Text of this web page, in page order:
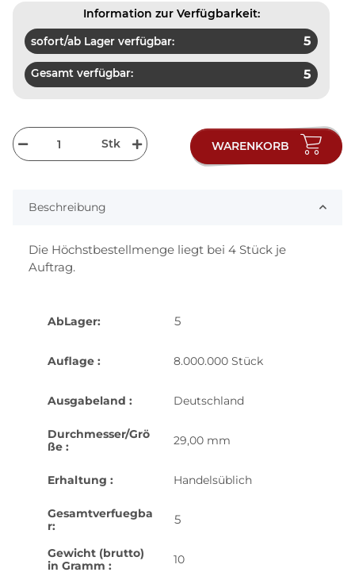
Information zur Verfügbarkeit:
sofort/ab Lager verfügbar: 5
Gesamt verfügbar: 5
Stk WARENKORB
Beschreibung
Die Höchstbestellmenge liegt bei 4 Stück je
Auftrag.
AbLager: 5
Auflage : 8.000.000 Stück
Ausgabeland : Deutschland
Durchmesser/Grö
ße :
29,00 mm
Erhaltung : Handelsüblich
Gesamtverfuegba
r:
5
Gewicht (brutto)
in Gramm :
10